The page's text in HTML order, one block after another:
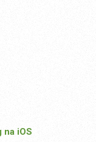
na iOS